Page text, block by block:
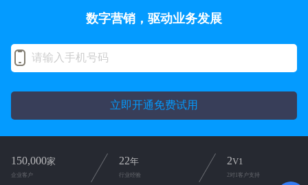
数字营销，驱动业务发展
立即开通免费试用
150,000家
企业客户
22年
行业经验
2V1
2对1客户支持